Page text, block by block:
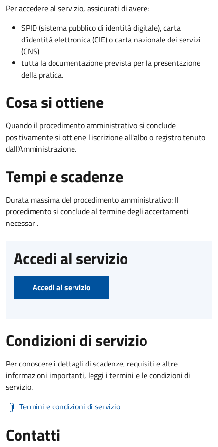
Per accedere al servizio, assicurati di avere:
SPID (sistema pubblico di identità digitale), carta
d’identità elettronica (CIE) o carta nazionale dei servizi
(CNS)
tutta la documentazione prevista per la presentazione
della pratica.
Cosa si ottiene
Quando il procedimento amministrativo si conclude
positivamente si ottiene l'iscrizione all'albo o registro tenuto
dall'Amministrazione.
Tempi e scadenze
Durata massima del procedimento amministrativo: Il
procedimento si conclude al termine degli accertamenti
necessari.
Accedi al servizio
Accedi al servizio
Condizioni di servizio
Per conoscere i dettagli di scadenze, requisiti e altre
informazioni importanti, leggi i termini e le condizioni di
servizio.
Termini e condizioni di servizio
Contatti